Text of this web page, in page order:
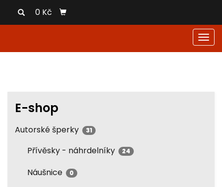
0 Kč
E-shop
Autorské šperky 31
Přívěsky - náhrdelníky 24
Náušnice 0